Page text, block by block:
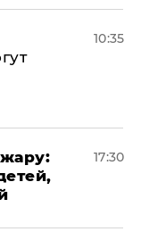
10:35
17:30